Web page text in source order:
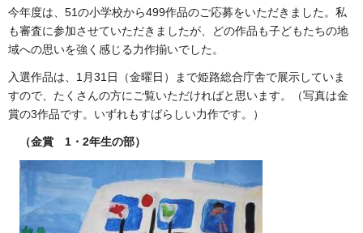
今年度は、51の小学校から499作品のご応募をいただきました。私
も審査に参加させていただきましたが、どの作品も子どもたちの地
域への思いを強く感じる力作揃いでした。
入選作品は、1月31日（金曜日）まで姫路総合庁舎で展示していま
すので、たくさんの方にご覧いただければと思います。（写真は金
賞の3作品です。いずれもすばらしい力作です。）
（金賞 1・2年生の部）